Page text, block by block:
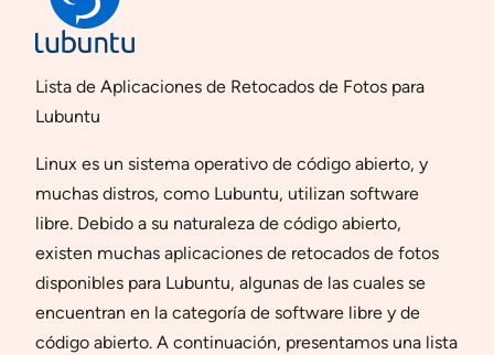
Lista de Aplicaciones de Retocados de Fotos para
Lubuntu
Linux es un sistema operativo de código abierto, y
muchas distros, como Lubuntu, utilizan software
libre. Debido a su naturaleza de código abierto,
existen muchas aplicaciones de retocados de fotos
disponibles para Lubuntu, algunas de las cuales se
encuentran en la categoría de software libre y de
código abierto. A continuación, presentamos una lista